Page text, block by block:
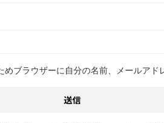
ブラウザーに自分の名前、メールアド